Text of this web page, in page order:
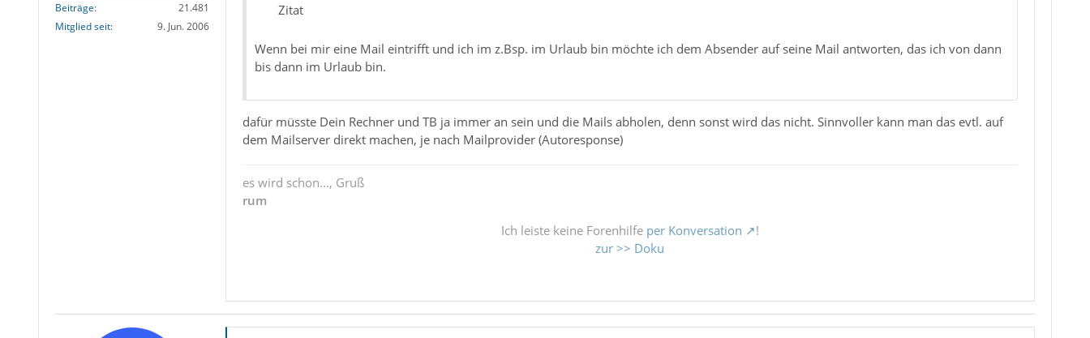
Beiträge
21.481
Mitglied seit
9. Jun. 2006
Zitat
Wenn bei mir eine Mail eintrifft und ich im z.Bsp. im Urlaub bin möchte ich dem Absender auf seine Mail antworten, das ich von dann
bis dann im Urlaub bin.
dafür müsste Dein Rechner und TB ja immer an sein und die Mails abholen, denn sonst wird das nicht. Sinnvoller kann man das evtl. auf
dem Mailserver direkt machen, je nach Mailprovider (Autoresponse)
es wird schon..., Gruß
rum
Ich leiste keine Forenhilfe per Konversation
!
zur >> Doku